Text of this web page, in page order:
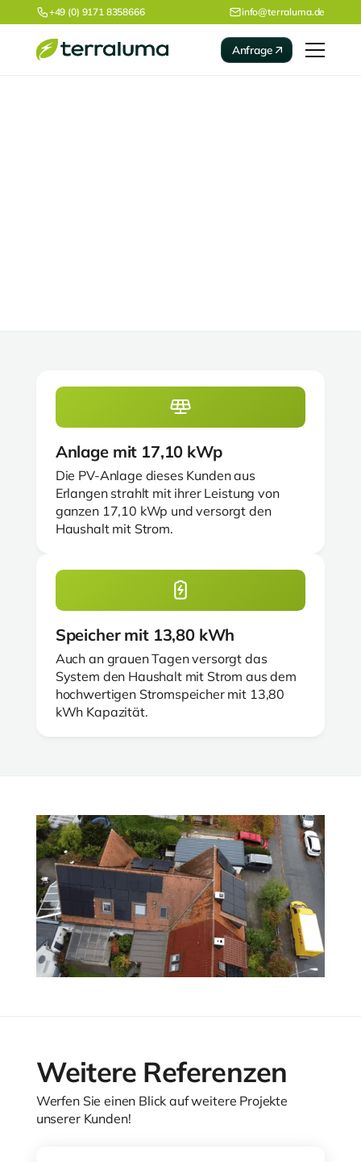
+49 (0) 9171 8358666 info@terraluma.de
Anfrage
Anlage mit 17,10 kWp
Die PV-Anlage dieses Kunden aus
Erlangen strahlt mit ihrer Leistung von
ganzen 17,10 kWp und versorgt den
Haushalt mit Strom.
Speicher mit 13,80 kWh
Auch an grauen Tagen versorgt das
System den Haushalt mit Strom aus dem
hochwertigen Stromspeicher mit 13,80
kWh Kapazität.
Weitere Referenzen
Werfen Sie einen Blick auf weitere Projekte
unserer Kunden!